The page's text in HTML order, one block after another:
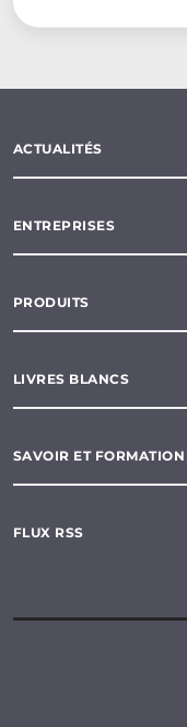
ACTUALITÉS
ENTREPRISES
PRODUITS
LIVRES BLANCS
SAVOIR ET FORMATION
FLUX RSS